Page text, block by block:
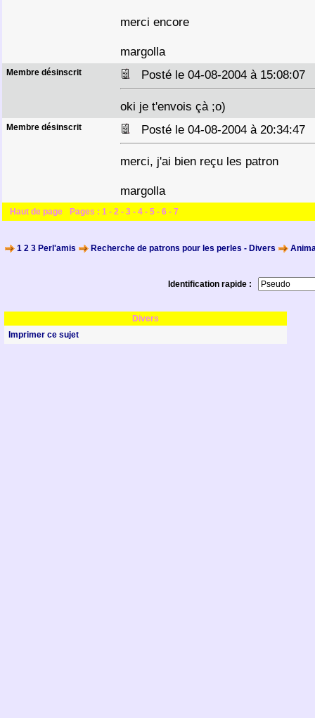
merci encore
margolla
Membre désinscrit Posté le 04-08-2004 à 15:08:07
oki je t'envois çà ;o)
Membre désinscrit Posté le 04-08-2004 à 20:34:47
merci, j'ai bien reçu les patron
margolla
Haut de page Pages : 1 - 2 - 3 - 4 - 5 - 6 - 7
1 2 3 Perl'amis Recherche de patrons pour les perles - Divers
Identification rapide :
Divers
Imprimer ce sujet